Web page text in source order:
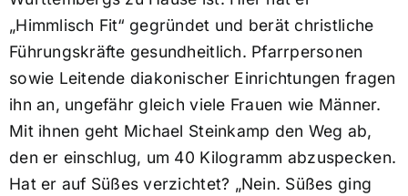
„Himmlisch Fit“ gegründet und berät christliche
Führungskräfte gesundheitlich. Pfarrpersonen
sowie Leitende diakonischer Einrichtungen fragen
ihn an, ungefähr gleich viele Frauen wie Männer.
Mit ihnen geht Michael Steinkamp den Weg ab,
den er einschlug, um 40 Kilogramm abzuspecken.
Hat er auf Süßes verzichtet? „Nein. Süßes ging